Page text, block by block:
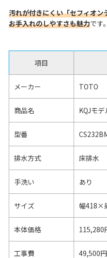
汚れが付きにくい「セフィオ
お手入れのしやすさも魅力です。
項目
メーカー TOTO
商品名 KQJモ
型番
排水方式 床排水
手洗い あり
サイズ 幅418×
本体価格 115,280
工事費 49,500円